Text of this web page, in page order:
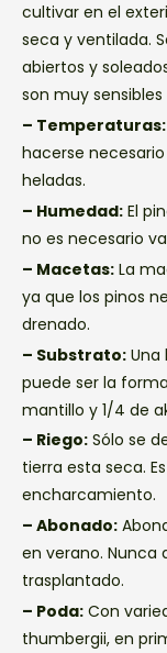
cultivar en el
seca y ventilada.
abiertos y
son muy
– Temperaturas:
hacerse
heladas.
– Humedad: El
no es necesario
– Macetas: La
ya que los pinos
drenado.
– Substrato: Una
puede ser la
mantillo y 1/4 de
– Riego: Sólo se
tierra esta seca.
encharcamiento.
– Abonado:
en verano. Nunca
trasplantado.
– Poda: Con
thumbergii, en